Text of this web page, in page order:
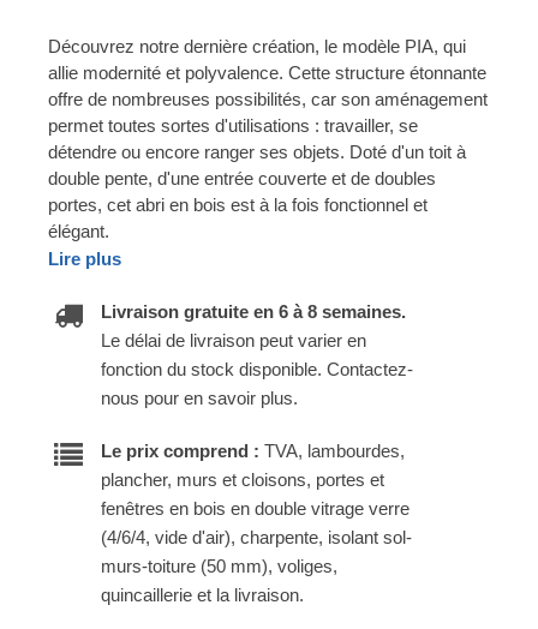
Découvrez notre dernière création, le modèle PIA, qui
allie modernité et polyvalence. Cette structure étonnante
offre de nombreuses possibilités, car son aménagement
permet toutes sortes d'utilisations : travailler, se
détendre ou encore ranger ses objets. Doté d'un toit à
double pente, d'une entrée couverte et de doubles
portes, cet abri en bois est à la fois fonctionnel et
élégant.
Lire plus
Livraison gratuite en 6 à 8 semaines.
Le délai de livraison peut varier en
fonction du stock disponible. Contactez-
nous pour en savoir plus.
Le prix comprend : TVA, lambourdes,
plancher, murs et cloisons, portes et
fenêtres en bois en double vitrage verre
(4/6/4, vide d'air), charpente, isolant sol-
murs-toiture (50 mm), voliges,
quincaillerie et la livraison.